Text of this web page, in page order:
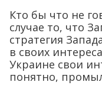
Кто бы что не
случае то, что
стратегия
в своих
Украине свои
понятно,